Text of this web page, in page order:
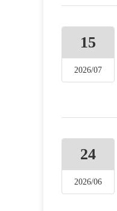
15
2026/07
24
2026/06